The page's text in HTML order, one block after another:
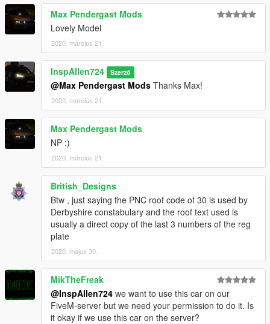
Max Pendergast Mods
Lovely Model
2020. március 21.
InspAllen724 Szerző
@Max Pendergast Mods Thanks Max!
2020. március 21.
Max Pendergast Mods
NP :)
2020. március 21.
British_Designs
Btw , just saying the PNC roof code of 30 is used by
Derbyshire constabulary and the roof text used is
usually a direct copy of the last 3 numbers of the reg
plate
2020. május 30.
MikTheFreak
@InspAllen724 we want to use this car on our
FiveM-server but we need your permission to do it. Is
it okay if we use this car on the server?